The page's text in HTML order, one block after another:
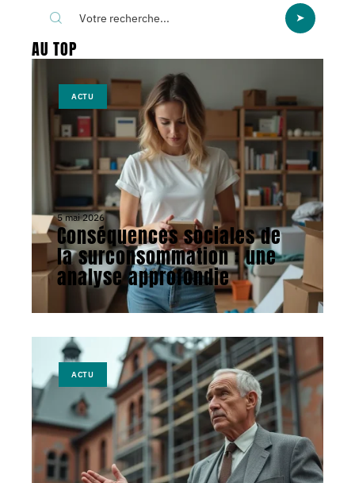
AU TOP
ACTU
5 mai 2026
Conséquences sociales de
la surconsommation : une
analyse approfondie
ACTU